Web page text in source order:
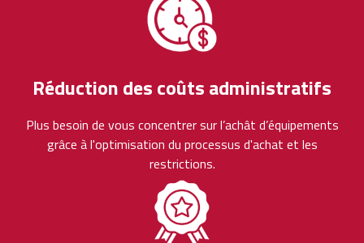
Réduction des coûts administratifs
Plus besoin de vous concentrer sur l’achât d’équipements
grâce à l'optimisation du processus d'achat et les
restrictions.